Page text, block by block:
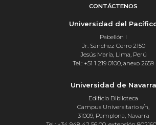
CONTÁCTENOS
Universidad del
Pabellón I
Jr. Sánchez Cerro 2150
Jesús María, Lima, Perú
Tel.: +51 1 219 0100, anexo 2659
Universidad de Navarra
Edificio Biblioteca
Campus Universitario s/n,
31009, Pamplona, Navarra